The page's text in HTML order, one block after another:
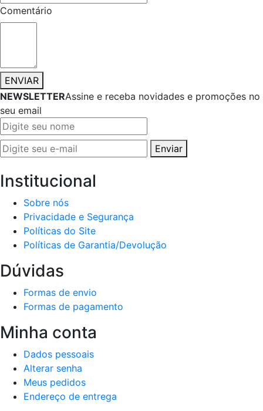
Comentário
ENVIAR
NEWSLETTERAssine e receba novidades e promoções no
seu email
Enviar
Institucional
Sobre nós
Privacidade e Segurança
Políticas do Site
Políticas de Garantia/Devolução
Dúvidas
Formas de envio
Formas de pagamento
Minha conta
Dados pessoais
Alterar senha
Meus pedidos
Endereço de entrega